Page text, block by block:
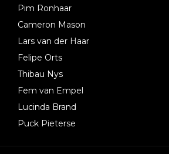
Pim Ronhaar
Cameron Mason
Lars van der Haar
Felipe Orts
Thibau Nys
Fem van Empel
Lucinda Brand
Puck Pieterse